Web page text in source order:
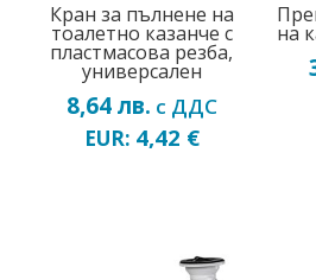
Кран за пълнене на
тоалетно казанче с
пластмасова резба,
универсален
8,64 лв. с ДДС
EUR: 4,42 €
на